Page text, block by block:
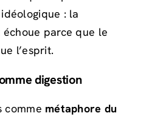
: la
parce que le
l’esprit.
digestion
comme métaphore du